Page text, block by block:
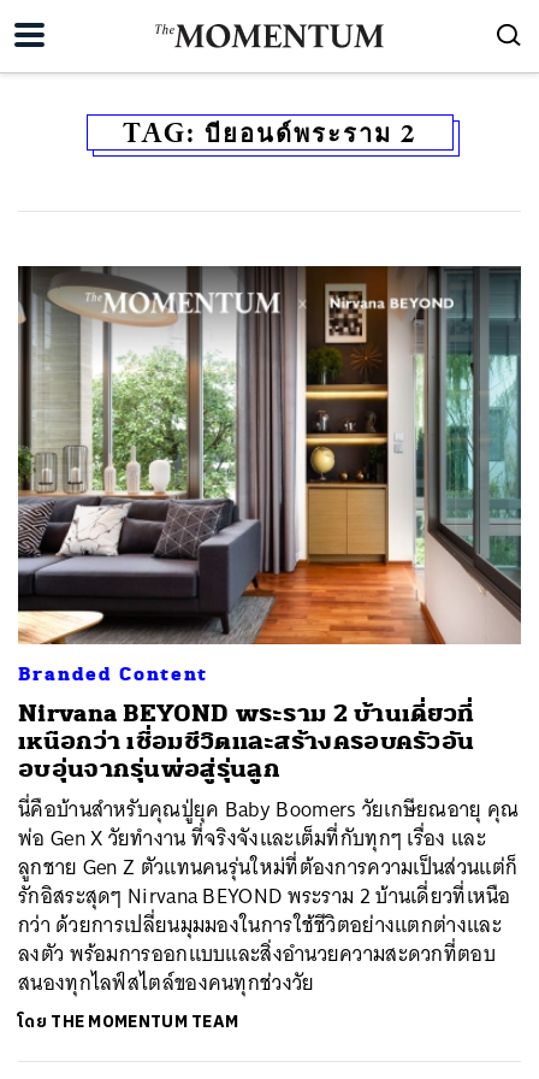
TAG: บียอนด์พระราม 2
Branded Content
Nirvana BEYOND พระราม 2 บ้านเดี่ยวที่
เหนือกว่า เชื่อมชีวิตและสร้างครอบครัวอัน
อบอุ่นจากรุ่นพ่อสู่รุ่นลูก
นี่คือบ้านสำหรับคุณปู่ยุค Baby Boomers วัยเกษียณอายุ คุณ
พ่อ Gen X วัยทำงาน ที่จริงจังและเต็มที่กับทุกๆ เรื่อง และ
ลูกชาย Gen Z ตัวแทนคนรุ่นใหม่ที่ต้องการความเป็นส่วนแต่ก็
รักอิสระสุดๆ Nirvana BEYOND พระราม 2 บ้านเดี่ยวที่เหนือ
กว่า ด้วยการเปลี่ยนมุมมองในการใช้ชีวิตอย่างแตกต่างและ
ลงตัว พร้อมการออกแบบและสิ่งอำนวยความสะดวกที่ตอบ
สนองทุกไลฟ์สไตล์ของคนทุกช่วงวัย
โดย THE MOMENTUM TEAM
ค้นหา
EMAIL